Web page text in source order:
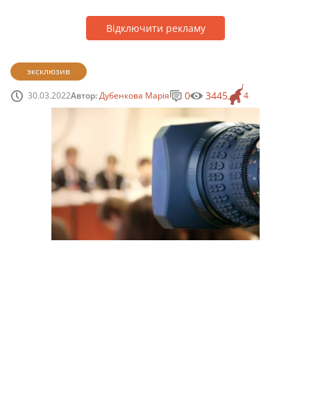
Відключити рекламу
эксклюзив
30.03.2022Автор:Дубенкова Марія 4
0 3445